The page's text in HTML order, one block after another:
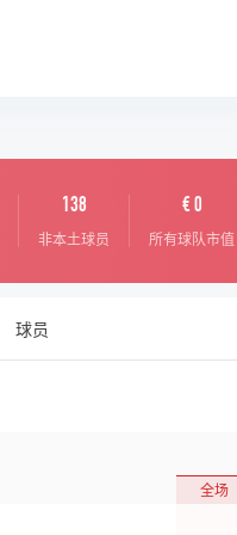
138
非本土球员
€ 0
所有球队市值
球员
全场